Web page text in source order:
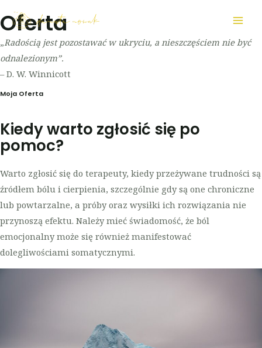
Oferta
„Radością jest pozostawać w ukryciu, a nieszczęściem nie być
odnalezionym”.
– D. W. Winnicott
Moja Oferta
Kiedy warto zgłosić się po
pomoc?
Warto zgłosić się do terapeuty, kiedy przeżywane trudności są
źródłem bólu i cierpienia, szczególnie gdy są one chroniczne
lub powtarzalne, a próby oraz wysiłki ich rozwiązania nie
przynoszą efektu. Należy mieć świadomość, że ból
emocjonalny może się również manifestować
dolegliwościami somatycznymi.